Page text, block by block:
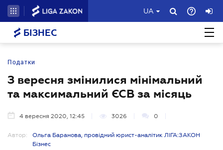
UA
БІЗНЕС
Податки
З вересня змінилися мінімальний
та максимальний ЄСВ за місяць
4 вересня 2020, 12:45 3026 0
Автор:
Ольга Баранова, провідний юрист-аналітик ЛІГА:ЗАКОН
Бізнес